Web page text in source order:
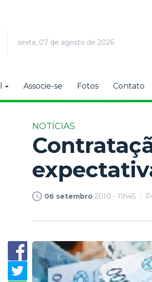
sexta, 07 de agosto de 2026
Associe-se Fotos Contato
NOTÍCIAS
06 setembro 2010 - 11h45